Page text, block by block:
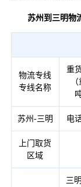
苏州到三明物
物流专线
专线名称
重
苏州-三明 电
上门取货
区域
三